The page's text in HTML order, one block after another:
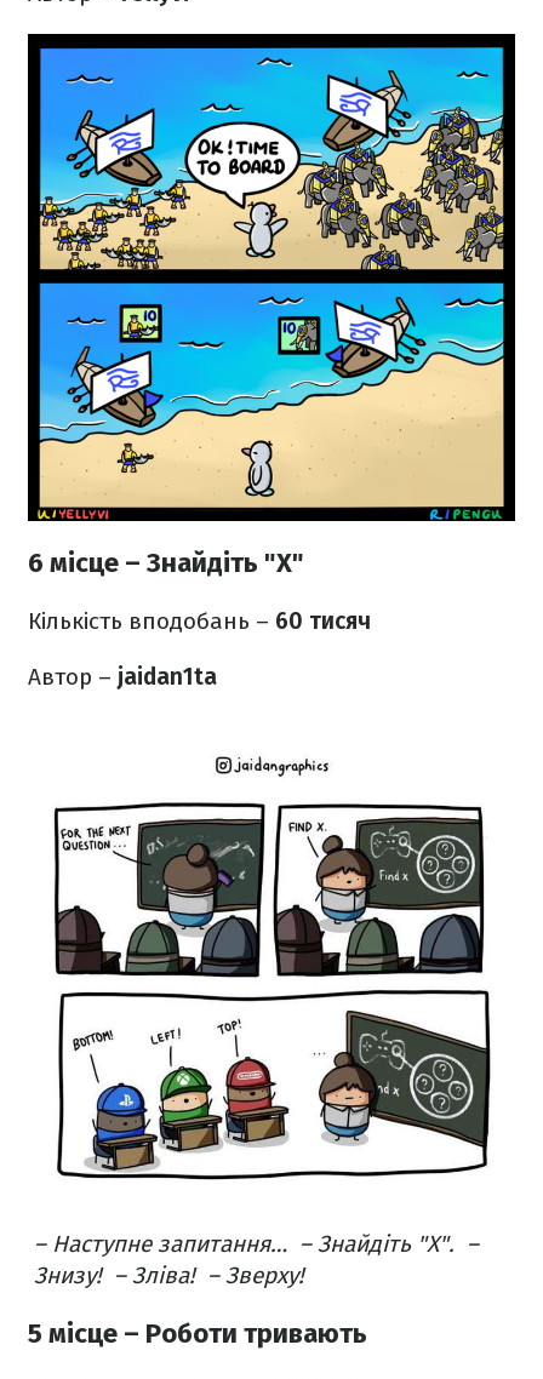
6 місце – Знайдіть "X"
Кількість вподобань – 60 тисяч
Автор – jaidan1ta
– Наступне запитання… – Знайдіть "X". –
Знизу!– Зліва!– Зверху!
5 місце – Роботи тривають